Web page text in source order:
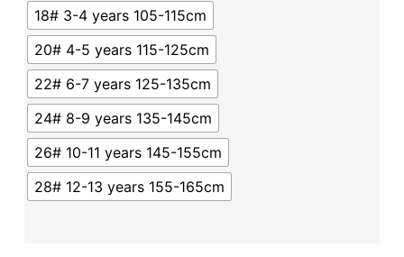
18# 3-4 years 105-115cm
20# 4-5 years 115-125cm
22# 6-7 years 125-135cm
24# 8-9 years 135-145cm
26# 10-11 years 145-155cm
28# 12-13 years 155-165cm